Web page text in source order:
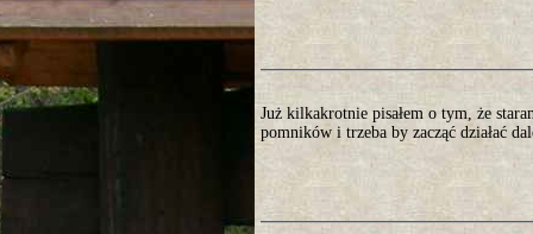
Już kilkakrotnie pisałem o tym, że
pomników i trzeba by zacząć działać